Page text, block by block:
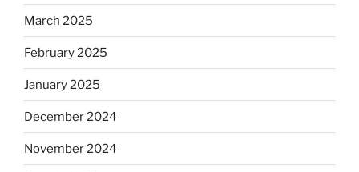
March 2025
February 2025
January 2025
December 2024
November 2024